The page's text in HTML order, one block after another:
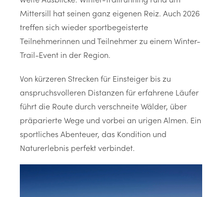
Mittersill hat seinen ganz eigenen Reiz. Auch 2026
treffen sich wieder sportbegeisterte
Teilnehmerinnen und Teilnehmer zu einem Winter-
Trail-Event in der Region.
Von kürzeren Strecken für Einsteiger bis zu
anspruchsvolleren Distanzen für erfahrene Läufer
führt die Route durch verschneite Wälder, über
präparierte Wege und vorbei an urigen Almen. Ein
sportliches Abenteuer, das Kondition und
Naturerlebnis perfekt verbindet.